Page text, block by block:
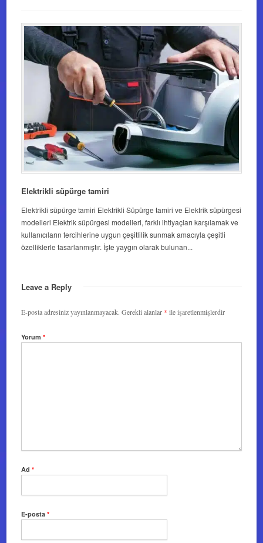
Elektrikli süpürge tamiri
Elektrikli süpürge tamiri Elektrikli Süpürge tamiri ve Elektrik süpürgesi
modelleri Elektrik süpürgesi modelleri, farklı ihtiyaçları karşılamak ve
kullanıcıların tercihlerine uygun çeşitlilik sunmak amacıyla çeşitli
özelliklerle tasarlanmıştır. İşte yaygın olarak bulunan...
Leave a Reply
E-posta adresiniz yayınlanmayacak. Gerekli alanlar * ile işaretlenmişlerdir
Yorum*
Ad*
E-posta*